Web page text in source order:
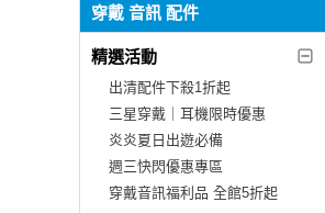
穿戴 音訊 配件
精選活動
出清配件下殺1折起
三星穿戴｜耳機限時優惠
炎炎夏日出遊必備
週三快閃優惠專區
穿戴音訊福利品 全館5折起